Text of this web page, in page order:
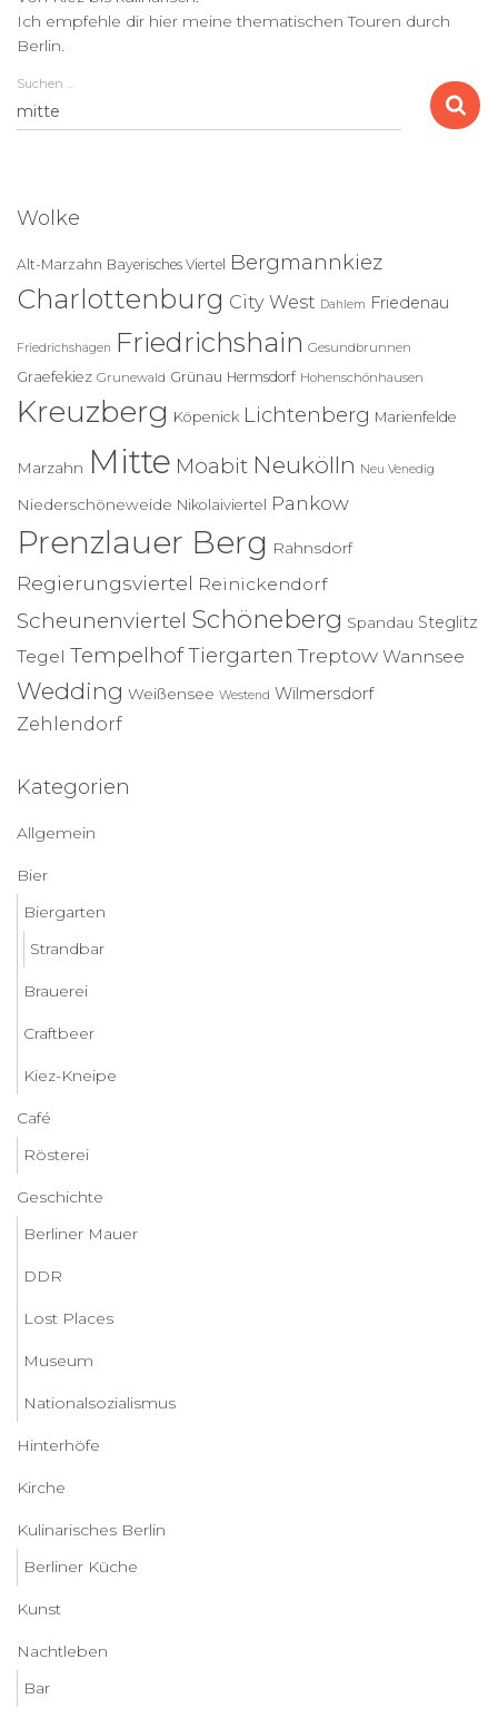
Ich empfehle dir hier meine thematischen Touren durch
Berlin.
u
n
a
c
:
Suchen …
Wolke
Alt-Marzahn Bayerisches Viertel Bergmannkiez
Charlottenburg City West Dahlem Friedenau
Friedrichshagen Friedrichshain Gesundbrunnen
Graefekiez Grunewald Grünau Hermsdorf Hohenschönhausen
Kreuzberg Köpenick Lichtenberg Marienfelde
Marzahn Mitte Moabit Neukölln Neu Venedig
Niederschöneweide Nikolaiviertel Pankow
Prenzlauer Berg Rahnsdorf
Regierungsviertel Reinickendorf
Scheunenviertel Schöneberg Spandau Steglitz
Tegel TempelhofTiergarten Treptow Wannsee
Wedding Weißensee Westend Wilmersdorf
Zehlendorf
Kategorien
Allgemein
Bier
Biergarten
Strandbar
Brauerei
Craftbeer
Kiez-Kneipe
Café
Rösterei
Geschichte
Berliner Mauer
DDR
Lost Places
Museum
Nationalsozialismus
Hinterhöfe
Kirche
Kulinarisches Berlin
Berliner Küche
Kunst
Nachtleben
Bar